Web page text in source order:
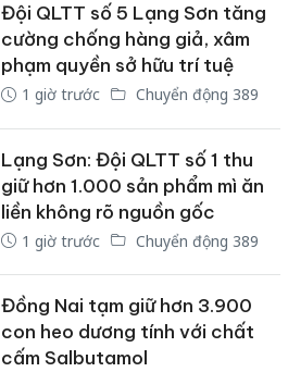
Đội QLTT số 5 Lạng Sơn tăng
cường chống hàng giả, xâm
phạm quyền sở hữu trí tuệ
1 giờ trước Chuyển động 389
Lạng Sơn: Đội QLTT số 1 thu
giữ hơn 1.000 sản phẩm mì ăn
liền không rõ nguồn gốc
1 giờ trước Chuyển động 389
Đồng Nai tạm giữ hơn 3.900
con heo dương tính với chất
cấm Salbutamol